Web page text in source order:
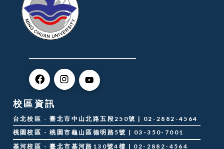
校區資訊
台北校區 - 臺北市中山北路五段250號 | 02-2882-4564
桃園校區 - 桃園市龜山區德明路5號 | 03-350-7001
基河校區 - 臺北市基河路130號4樓 | 02-2882-4564